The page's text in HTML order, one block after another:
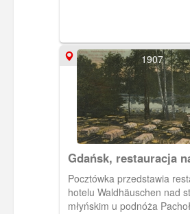
1907
Gdańsk, restauracja
stawem młyńskim
Pocztówka przedstawia
hotelu Waldhäuschen nad
młyńskim u podnóża